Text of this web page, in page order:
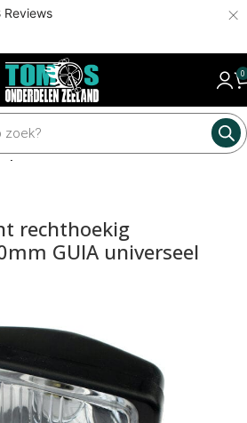
Reviews ×
0
rechthoekig
GUIA universeel